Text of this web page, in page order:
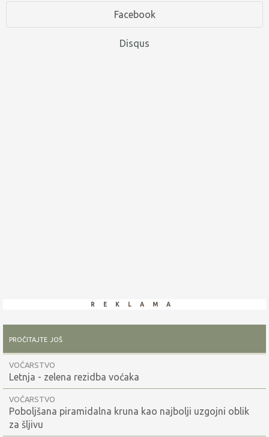
Facebook
Disqus
reklama
pročitajte još
VOĆARSTVO
Letnja - zelena rezidba voćaka
VOĆARSTVO
Poboljšana piramidalna kruna kao najbolji uzgojni oblik
za šljivu